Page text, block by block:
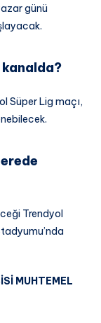
günü
kanalda?
Süper Lig maçı,
Trendyol
MUHTEMEL